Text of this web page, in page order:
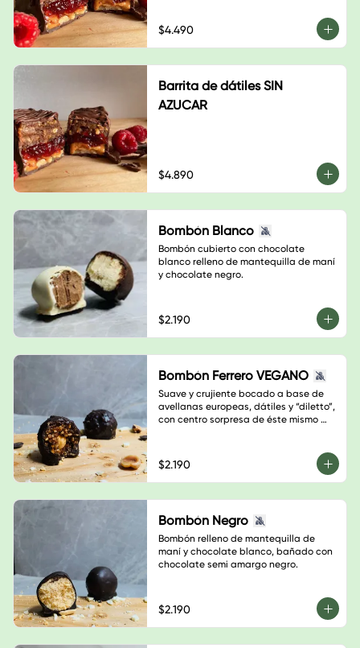
$4.490
Barrita de dátiles SIN
AZUCAR
$4.890
Bombón Blanco
Bombón cubierto con chocolate
blanco relleno de mantequilla de maní
y chocolate negro.
$2.190
Bombón Ferrero VEGANO
Suave y crujiente bocado a base de
avellanas europeas, dátiles y “diletto”,
con centro sorpresa de éste mismo
avellana.
$2.190
Bombón Negro
Bombón relleno de mantequilla de
maní y chocolate blanco, bañado con
chocolate semi amargo negro.
$2.190